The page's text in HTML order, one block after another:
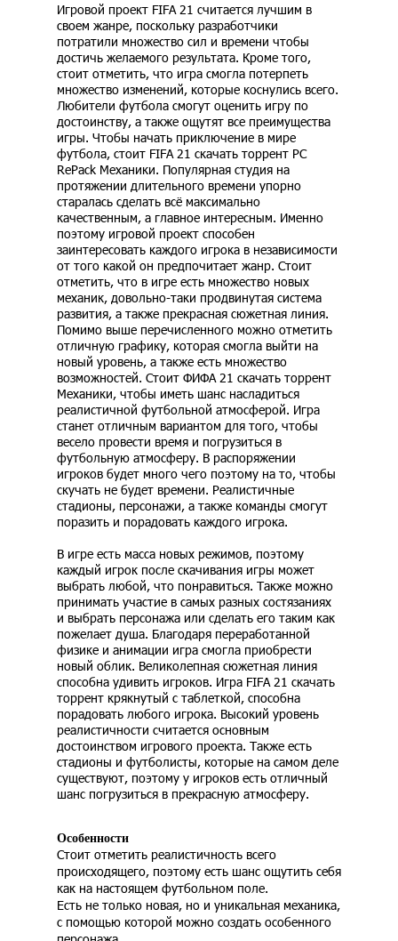
Игровой проект FIFA 21 считается лучшим в
своем жанре, поскольку разработчики
потратили множество сил и времени чтобы
достичь желаемого результата. Кроме того,
стоит отметить, что игра смогла потерпеть
множество изменений, которые коснулись всего.
Любители футбола смогут оценить игру по
достоинству, а также ощутят все преимущества
игры. Чтобы начать приключение в мире
футбола, стоит FIFA 21 скачать торрент PC
RePack Механики. Популярная студия на
протяжении длительного времени упорно
старалась сделать всё максимально
качественным, а главное интересным. Именно
поэтому игровой проект способен
заинтересовать каждого игрока в независимости
от того какой он предпочитает жанр. Стоит
отметить, что в игре есть множество новых
механик, довольно-таки продвинутая система
развития, а также прекрасная сюжетная линия.
Помимо выше перечисленного можно отметить
отличную графику, которая смогла выйти на
новый уровень, а также есть множество
возможностей. Стоит ФИФА 21 скачать торрент
Механики, чтобы иметь шанс насладиться
реалистичной футбольной атмосферой. Игра
станет отличным вариантом для того, чтобы
весело провести время и погрузиться в
футбольную атмосферу. В распоряжении
игроков будет много чего поэтому на то, чтобы
скучать не будет времени. Реалистичные
стадионы, персонажи, а также команды смогут
поразить и порадовать каждого игрока.
В игре есть масса новых режимов, поэтому
каждый игрок после скачивания игры может
выбрать любой, что понравиться. Также можно
принимать участие в самых разных состязаниях
и выбрать персонажа или сделать его таким как
пожелает душа. Благодаря переработанной
физике и анимации игра смогла приобрести
новый облик. Великолепная сюжетная линия
способна удивить игроков. Игра FIFA 21 скачать
торрент крякнутый с таблеткой, способна
порадовать любого игрока. Высокий уровень
реалистичности считается основным
достоинством игрового проекта. Также есть
стадионы и футболисты, которые на самом деле
существуют, поэтому у игроков есть отличный
шанс погрузиться в прекрасную атмосферу.
Особенности
Стоит отметить реалистичность всего
происходящего, поэтому есть шанс ощутить себя
как на настоящем футбольном поле.
Есть не только новая, но и уникальная механика,
с помощью которой можно создать особенного